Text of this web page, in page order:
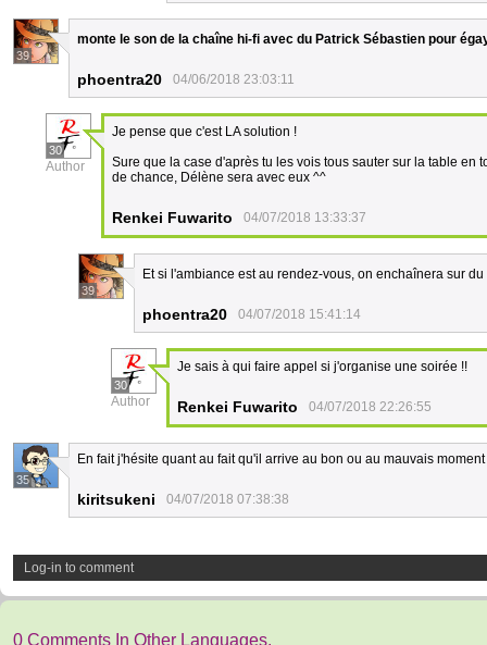
39
monte le son de la chaîne hi-fi avec du Patrick Sébastien pour
phoentra20 04/06/2018 23:03:11
30
Author
Je pense que c'est LA solution !
Sure que la case d'après tu les vois tous sauter sur la table en
de chance, Délène sera avec eux ^^
Renkei Fuwarito 04/07/2018 13:33:37
39
Et si l'ambiance est au rendez-vous, on enchaînera sur
phoentra20 04/07/2018 15:41:14
30
Author
Je sais à qui faire appel si j'organise une soirée !!
Renkei Fuwarito 04/07/2018 22:26:55
35
En fait j'hésite quant au fait qu'il arrive au bon ou au mauvais moment
kiritsukeni 04/07/2018 07:38:38
Log-in to comment
0 Comments In Other Languages.